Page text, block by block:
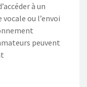
à un
ou l’envoi
peuvent